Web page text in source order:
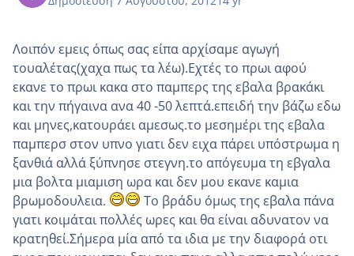
Λοιπόν εμεις όπως σας είπα αρχίσαμε αγωγή
τουαλέτας(χαχα πως τα λέω).Εχτές το πρωι αφού
εκανε το πρωι κακα στο παμπερς της εβαλα βρακάκι
και την πήγαινα ανα 40 -50 λεπτά.επειδή την βάζω εδω
και μηνες,κατουράει αμεσως.το μεσημέρι της εβαλα
παμπερσ στον υπνο γιατι δεν ειχα πάρει υπόστρωμα η
ξανθιά αλλά ξύπνησε στεγνη.το απόγευμα τη εβγαλα
μια βολτα μιαμιση ωρα και δεν μου εκανε καμια
βρωμοδουλεια.
Το βράδυ όμως της εβαλα πάνα
γιατι κοιμάται πολλές ωρες και θα είναι αδυνατον να
κρατηθεί.Σήμερα μία από τα ιδια με την διαφορά οτι